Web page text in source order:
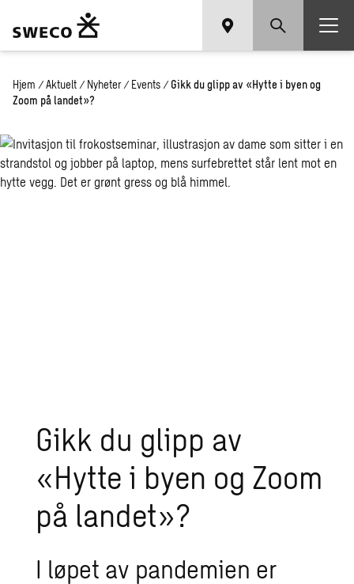
Hjem / Aktuelt / Nyheter / Events / Gikk du glipp av «Hytte i byen og
Zoom på landet»?
Gikk du glipp av
«Hytte i byen og Zoom
på landet»?
I løpet av pandemien er